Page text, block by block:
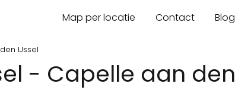
Map per locatie Contact Blog
IJssel
- Capelle aan den